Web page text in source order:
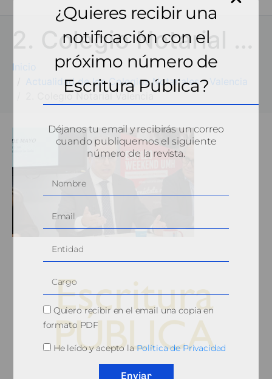
Inicio
Actualidad de los Colegios Notariales - Valencia
2. Colegio Notarial Valencia
¿Quieres recibir una
notificación con el
próximo número de
Escritura Pública?
Déjanos tu email y recibirás un correo
cuando publiquemos el siguiente
número de la revista.
Quiero recibir en el email una copia en
formato PDF
He leído y acepto laPolítica de Privacidad
Enviar